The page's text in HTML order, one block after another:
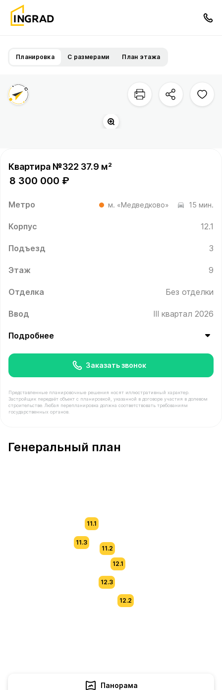
Планировка С размерами План этажа
Квартира №322 37.9 м²
8 300 000 ₽
Метро м. «Медведково» 15 мин.
Корпус 12.1
Подъезд 3
Этаж 9
Отделка Без отделки
Ввод III квартал 2026
Подробнее
Заказать звонок
Представленные планировочные решения носят иллюстративный характер.
Застройщик передаёт объект с планировкой, указанной в договоре участия в долевом
строительстве. Любая перепланировка должна соответствовать требованиям
государственных органов.
Генеральный план
11.3
11.1
11.2
12.1
12.2
12.3
Панорама